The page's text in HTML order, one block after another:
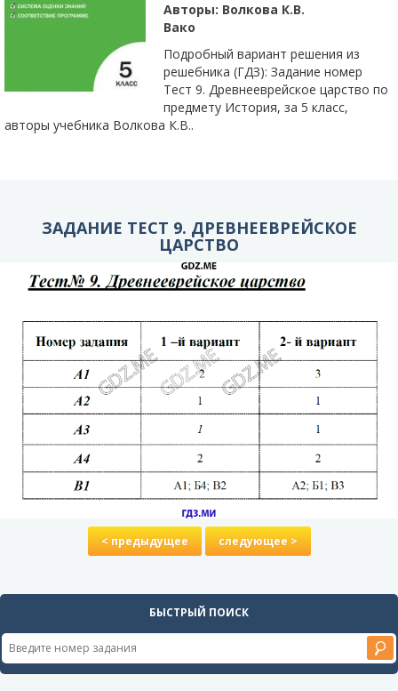
Авторы: Волкова К.В.
Вако
Подробный вариант решения из
решебника (ГДЗ): Задание номер
Тест 9. Древнееврейское царство по
предмету История, за 5 класс,
авторы учебника Волкова К.В..
ЗАДАНИЕ ТЕСТ 9. ДРЕВНЕЕВРЕЙСКОЕ
ЦАРСТВО
< предыдущее следующее >
БЫСТРЫЙ ПОИСК